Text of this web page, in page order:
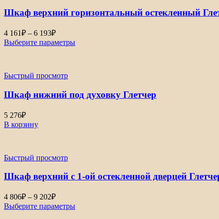
Шкаф верхний горизонтальный остекленный
4 161₽ – 6 193₽Диапазон
цен:
4
6
Выберите параметры
Быстрый просмотр
Шкаф нижний под духовку Глетчер
5 276₽
В корзину
Быстрый просмотр
Шкаф верхний с 1-ой остекленной дверцей
4 806₽ – 9 202₽Диапазон
цен:
4
Выберите параметры